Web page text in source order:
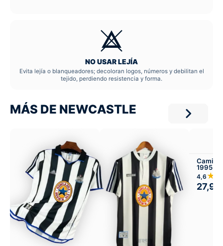
NO USAR LEJÍA
Evita lejía o blanqueadores; decoloran logos, números y debilitan el
tejido, perdiendo resistencia y forma.
MÁS DE NEWCASTLE
1995-
4,6
27,99